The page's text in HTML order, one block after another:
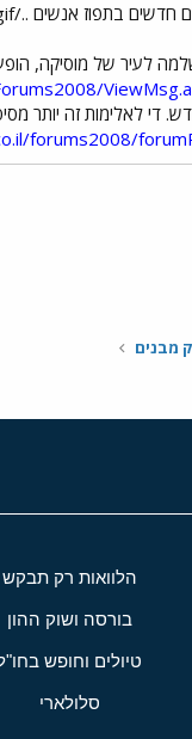
די לאלימות זה יותר
forums2008/
מבנים
הלוואות רק תבקש
בורסה ושוק ההון
טיולים וחופש
סלולארי